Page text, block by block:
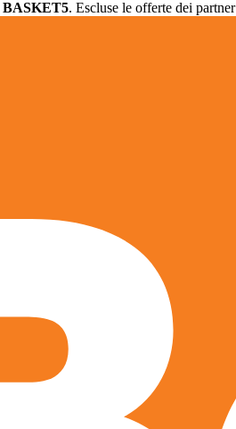
BASKET5. Escluse le offerte dei partner